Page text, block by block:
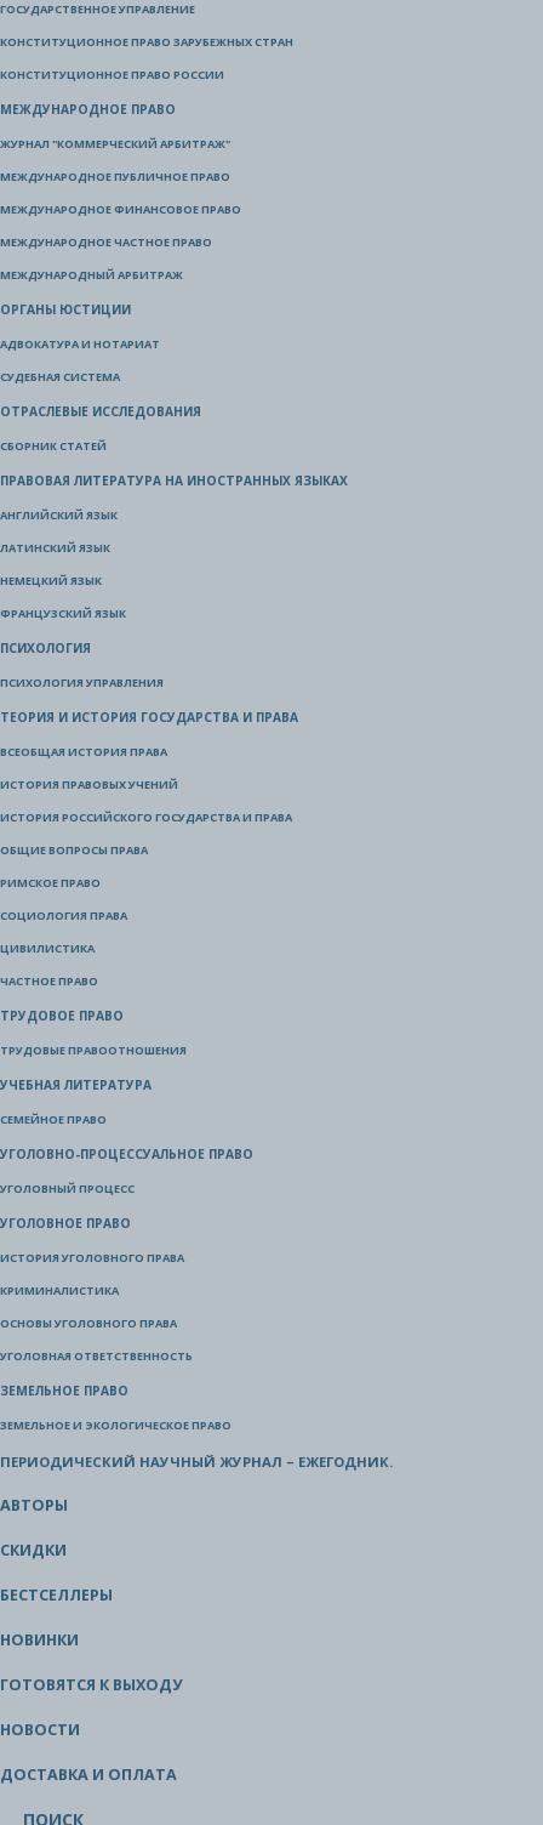
ГОСУДАРСТВЕННОЕ УПРАВЛЕНИЕ
КОНСТИТУЦИОННОЕ ПРАВО ЗАРУБЕЖНЫХ СТРАН
КОНСТИТУЦИОННОЕ ПРАВО РОССИИ
МЕЖДУНАРОДНОЕ ПРАВО
ЖУРНАЛ "КОММЕРЧЕСКИЙ АРБИТРАЖ"
МЕЖДУНАРОДНОЕ ПУБЛИЧНОЕ ПРАВО
МЕЖДУНАРОДНОЕ ФИНАНСОВОЕ ПРАВО
МЕЖДУНАРОДНОЕ ЧАСТНОЕ ПРАВО
МЕЖДУНАРОДНЫЙ АРБИТРАЖ
ОРГАНЫ ЮСТИЦИИ
АДВОКАТУРА И НОТАРИАТ
СУДЕБНАЯ СИСТЕМА
ОТРАСЛЕВЫЕ ИССЛЕДОВАНИЯ
СБОРНИК СТАТЕЙ
ПРАВОВАЯ ЛИТЕРАТУРА НА ИНОСТРАННЫХ ЯЗЫКАХ
АНГЛИЙСКИЙ ЯЗЫК
ЛАТИНСКИЙ ЯЗЫК
НЕМЕЦКИЙ ЯЗЫК
ФРАНЦУЗСКИЙ ЯЗЫК
ПСИХОЛОГИЯ
ПСИХОЛОГИЯ УПРАВЛЕНИЯ
ТЕОРИЯ И ИСТОРИЯ ГОСУДАРСТВА И ПРАВА
ВСЕОБЩАЯ ИСТОРИЯ ПРАВА
ИСТОРИЯ ПРАВОВЫХ УЧЕНИЙ
ИСТОРИЯ РОССИЙСКОГО ГОСУДАРСТВА И ПРАВА
ОБЩИЕ ВОПРОСЫ ПРАВА
РИМСКОЕ ПРАВО
СОЦИОЛОГИЯ ПРАВА
ЦИВИЛИСТИКА
ЧАСТНОЕ ПРАВО
ТРУДОВОЕ ПРАВО
ТРУДОВЫЕ ПРАВООТНОШЕНИЯ
УЧЕБНАЯ ЛИТЕРАТУРА
СЕМЕЙНОЕ ПРАВО
УГОЛОВНО-ПРОЦЕССУАЛЬНОЕ ПРАВО
УГОЛОВНЫЙ ПРОЦЕСС
УГОЛОВНОЕ ПРАВО
ИСТОРИЯ УГОЛОВНОГО ПРАВА
КРИМИНАЛИСТИКА
ОСНОВЫ УГОЛОВНОГО ПРАВА
УГОЛОВНАЯ ОТВЕТСТВЕННОСТЬ
ЗЕМЕЛЬНОЕ ПРАВО
ЗЕМЕЛЬНОЕ И ЭКОЛОГИЧЕСКОЕ ПРАВО
ПЕРИОДИЧЕСКИЙ НАУЧНЫЙ ЖУРНАЛ – ЕЖЕГОДНИК.
АВТОРЫ
СКИДКИ
БЕСТСЕЛЛЕРЫ
НОВИНКИ
ГОТОВЯТСЯ К ВЫХОДУ
НОВОСТИ
ДОСТАВКА И ОПЛАТА
ПОИСК